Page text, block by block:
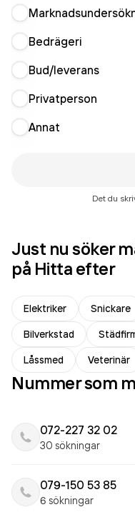
Bedrägeri
Bud/leverans
Privatperson
Annat
Det du
Just nu söker
på Hitta efter
Elektriker Snickare
Bilverkstad
Låssmed
Veterinär
Nummer som
072-227 32 02
30 sökningar
079-150 53 85
6 sökningar